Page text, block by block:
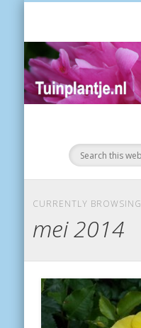
CURRENTLY BROWSING
mei 2014